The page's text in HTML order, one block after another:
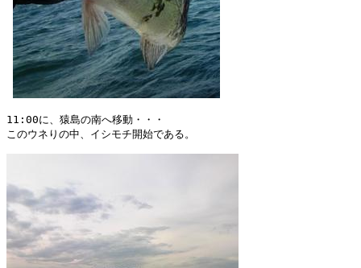
11:00に、猿島の南へ移動・・・
このウネりの中、イシモチ開始である。